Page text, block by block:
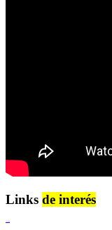
Links de interés